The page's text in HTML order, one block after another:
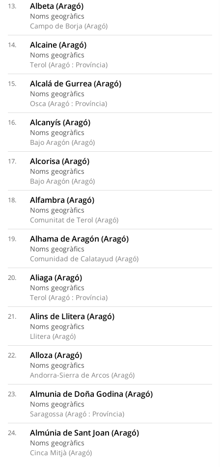
13. Albeta (Aragó)
Noms geogràfics
Campo de Borja (Aragó)
14. Alcaine (Aragó)
Noms geogràfics
Terol (Aragó : Província)
15. Alcalá de Gurrea (Aragó)
Noms geogràfics
Osca (Aragó : Província)
16. Alcanyís (Aragó)
Noms geogràfics
Bajo Aragón (Aragó)
17. Alcorisa (Aragó)
Noms geogràfics
Bajo Aragón (Aragó)
18. Alfambra (Aragó)
Noms geogràfics
Comunitat de Terol (Aragó)
19. Alhama de Aragón (Aragó)
Noms geogràfics
Comunidad de Calatayud (Aragó)
20. Aliaga (Aragó)
Noms geogràfics
Terol (Aragó : Província)
21. Alins de Llitera (Aragó)
Noms geogràfics
Llitera (Aragó)
22. Alloza (Aragó)
Noms geogràfics
Andorra-Sierra de Arcos (Aragó)
23. Almunia de Doña Godina (Aragó)
Noms geogràfics
Saragossa (Aragó : Província)
24. Almúnia de Sant Joan (Aragó)
Noms geogràfics
Cinca Mitjà (Aragó)